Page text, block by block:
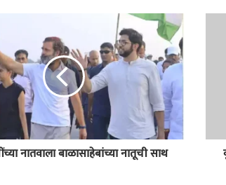
नातवाला बाळासाहेबांच्या नातूची साथ